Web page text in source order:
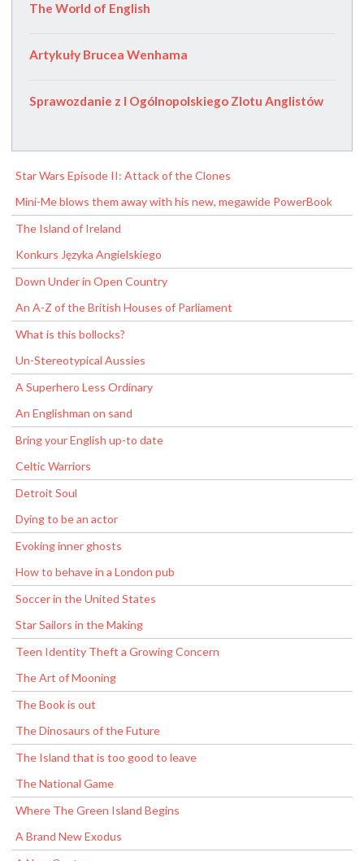
The World of English
Artykuły Brucea Wenhama
Sprawozdanie z I Ogólnopolskiego Zlotu Anglistów
Star Wars Episode II: Attack of the Clones
Mini-Me blows them away with his new, megawide PowerBook
The Island of Ireland
Konkurs Języka Angielskiego
Down Under in Open Country
An A-Z of the British Houses of Parliament
What is this bollocks?
Un-Stereotypical Aussies
A Superhero Less Ordinary
An Englishman on sand
Bring your English up-to date
Celtic Warriors
Detroit Soul
Dying to be an actor
Evoking inner ghosts
How to behave in a London pub
Soccer in the United States
Star Sailors in the Making
Teen Identity Theft a Growing Concern
The Art of Mooning
The Book is out
The Dinosaurs of the Future
The Island that is too good to leave
The National Game
Where The Green Island Begins
A Brand New Exodus